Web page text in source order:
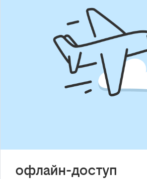
офлайн-доступ